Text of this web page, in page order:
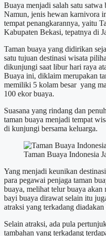
Buaya menjadi salah satu
Namun, jenis hewan karnivora
tempat penangkarannya, yaitu
Kabupaten Bekasi, tepatnya di
Taman buaya yang didirikan
satu tujuan destinasi wisata
dikunjungi saat libur hari raya
Buaya ini, diklaim merupakan
memiliki 5 kolam besar yang
100 ekor buaya.
Suasana yang rindang dan
taman buaya menjadi tempat
di kunjungi bersama keluarga.
Taman Buaya Indonesia
Yang menjadi keunikan
para pegawai penjaga taman
buaya, melihat telur buaya akan
bayi buaya dirawat selain itu
atraksi yang terkadang
Selain atraksi, ada pula
tambahan yang terkadang